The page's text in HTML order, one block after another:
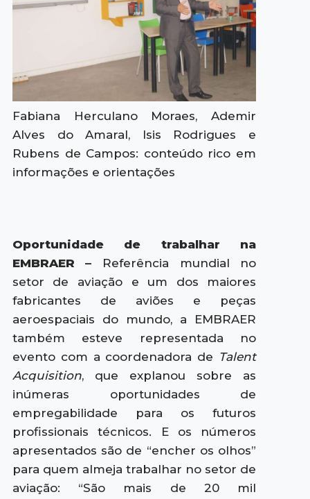
Fabiana Herculano Moraes, Ademir
Alves do Amaral, Isis Rodrigues e
Rubens de Campos: conteúdo rico em
informações e orientações
Oportunidade de trabalhar na
EMBRAER – Referência mundial no
setor de aviação e um dos maiores
fabricantes de aviões e peças
aeroespaciais do mundo, a EMBRAER
também esteve representada no
evento com a coordenadora de Talent
Acquisition, que explanou sobre as
inúmeras oportunidades de
empregabilidade para os futuros
profissionais técnicos. E os números
apresentados são de “encher os olhos”
para quem almeja trabalhar no setor de
aviação: “São mais de 20 mil